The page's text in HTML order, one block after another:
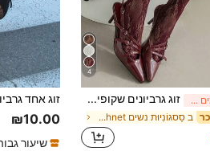
4
2 ימים אחרונים זוג גרביונים שקופים לנשים בסטייל וינטג' צרפתי פרימיום עם תחרה ועיטור ורדים, גמישים מאוד, מעצבים, עם חיתוכים ודוגמת ז'קאר, גרבי רשת פרחוניים צמודים
ב סַסגוֹנִיוּת נשים Fishnet גרביונים ₪10.00
שיעור